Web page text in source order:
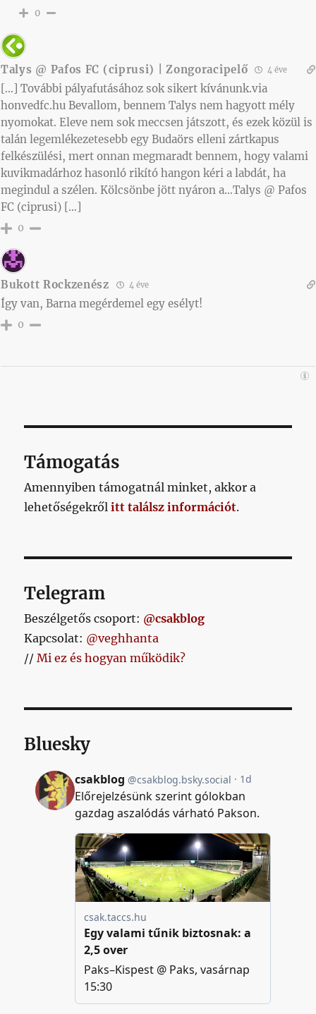
0
Talys @ Pafos FC (ciprusi) | Zongoracipelő 4 éve
[…] További pályafutásához sok sikert kívánunk.via
honvedfc.hu Bevallom, bennem Talys nem hagyott mély
nyomokat. Eleve nem sok meccsen játszott, és ezek közül is
talán legemlékezetesebb egy Budaörs elleni zártkapus
felkészülési, mert onnan megmaradt bennem, hogy valami
kuvikmadárhoz hasonló rikító hangon kéri a labdát, ha
megindul a szélen. Kölcsönbe jött nyáron a…Talys @ Pafos
FC (ciprusi) […]
0
Bukott Rockzenész 4 éve
Így van, Barna megérdemel egy esélyt!
0
Támogatás
Amennyiben támogatnál minket, akkor a
lehetőségekrőlitt találsz információt.
Telegram
Beszélgetős csoport: @csakblog
Kapcsolat: @veghhanta
//Mi ez és hogyan működik?
Bluesky